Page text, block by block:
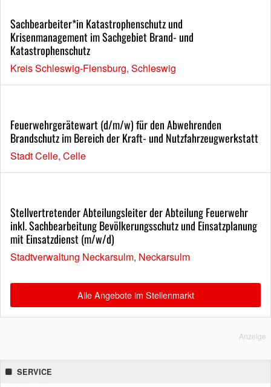
Sachbearbeiter*in Katastrophenschutz und
Krisenmanagement im Sachgebiet Brand- und
Katastrophenschutz
Kreis Schleswig-Flensburg, Schleswig
Feuerwehrgerätewart (d/m/w) für den Abwehrenden
Brandschutz im Bereich der Kraft- und Nutzfahrzeugwerkstatt
Stadt Celle, Celle
Stellvertretender Abteilungsleiter der Abteilung Feuerwehr
inkl. Sachbearbeitung Bevölkerungsschutz und Einsatzplanung
mit Einsatzdienst (m/w/d)
Stadtverwaltung Neckarsulm, Neckarsulm
Alle Angebote im Stellenmarkt
Anzeige
SERVICE